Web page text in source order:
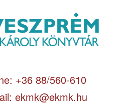
+36 88/560-610
ekmk@ekmk.hu